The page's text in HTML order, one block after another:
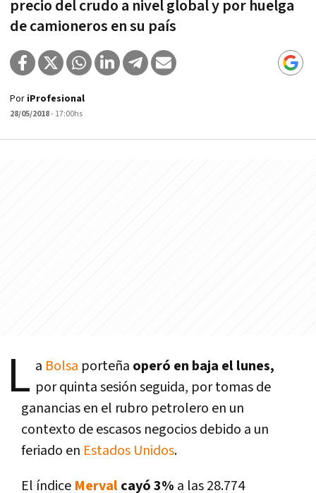
precio del crudo a nivel global y por huelga
de camioneros en su país
Por iProfesional
28/05/2018- 17:00hs
L a Bolsa porteña operó en baja el lunes,
por quinta sesión seguida, por tomas de
ganancias en el rubro petrolero en un
contexto de escasos negocios debido a un
feriado en Estados Unidos.
El í­ndice Mervalcayó 3% a las 28.774